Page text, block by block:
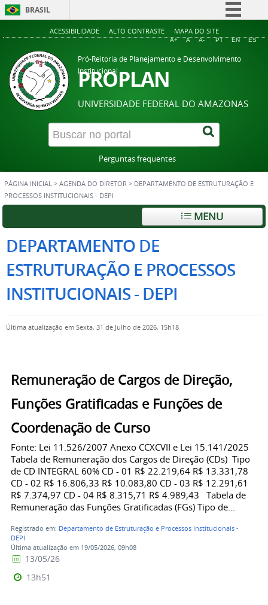
BRASIL
Simplifique!
Acesso à informação
Legislação
Canais
ACESSIBILIDADE ALTO CONTRASTE MAPA DO SITE
A+ A A- PT EN ES
Pró-Reitoria de Planejamento e Desenvolvimento
Institucional
PROPLAN
UNIVERSIDADE FEDERAL DO AMAZONAS
Perguntas frequentes
PÁGINA INICIAL > AGENDA DO DIRETOR > DEPARTAMENTO DE ESTRUTURAÇÃO E
PROCESSOS INSTITUCIONAIS - DEPI
MENU
DEPARTAMENTO DE
ESTRUTURAÇÃO E PROCESSOS
INSTITUCIONAIS - DEPI
Última atualização em Sexta, 31 de Julho de 2026, 15h18
Remuneração de Cargos de Direção,
Funções Gratificadas e Funções de
Coordenação de Curso
Fonte: Lei 11.526/2007 Anexo CCXCVII e Lei 15.141/2025
Tabela de Remuneração dos Cargos de Direção (CDs) Tipo
de CD INTEGRAL 60% CD - 01 R$ 22.219,64 R$ 13.331,78
CD - 02 R$ 16.806,33 R$ 10.083,80 CD - 03 R$ 12.291,61
R$ 7.374,97 CD - 04 R$ 8.315,71 R$ 4.989,43 Tabela de
Remuneração das Funções Gratificadas (FGs) Tipo de...
Registrado em: Departamento de Estruturação e Processos Institucionais -
DEPI
Última atualização em 19/05/2026, 09h08
13/05/26
13h51